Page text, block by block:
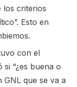
los criterios
Esto en
con el
“¿es buena o
GNL que se va a